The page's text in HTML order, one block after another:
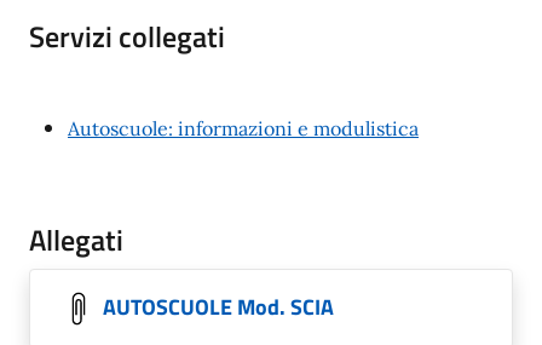
Servizi collegati
Autoscuole: informazioni e modulistica
Allegati
AUTOSCUOLE Mod. SCIA